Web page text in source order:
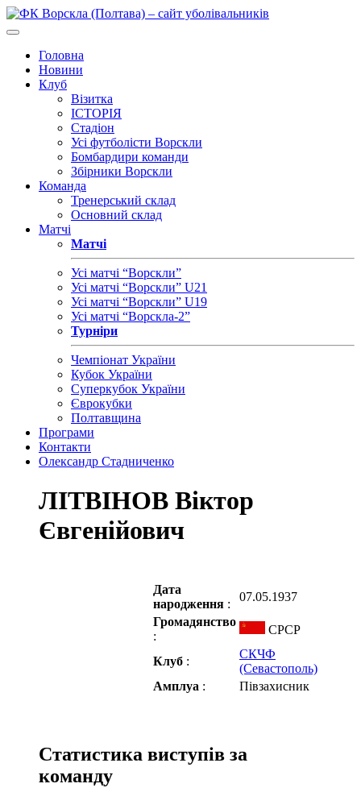
Головна
Новини
Клуб
Візитка
ІСТОРІЯ
Стадіон
Усі футболісти Ворскли
Бомбардири команди
Збірники Ворскли
Команда
Тренерський склад
Основний склад
Матчі
Матчі
Усі матчі “Ворскли”
Усі матчі “Ворскли” U21
Усі матчі “Ворскли” U19
Усі матчі “Ворскла-2”
Турніри
Чемпіонат України
Кубок України
Суперкубок України
Єврокубки
Полтавщина
Програми
Контакти
Олександр Стадниченко
ЛІТВІНОВ Віктор
Євгенійович
Дата
народження :
07.05.1937
Громадянство
:
СРСР
Клуб :
СКЧФ
(Севастополь)
Амплуа : Півзахисник
Статистика виступів за
команду